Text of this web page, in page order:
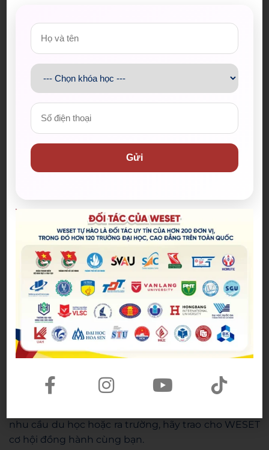
Listening & Speaking for IELTScủa nhà xuất bản
MacMillan. Cả bộ sách được nhiều giáo viên đánh
giá rất hay, giúp người học cải thiện đồng thời cả hai
kỹ năng: Listening và Speaking. Bên cạnh chia
thành các chủ đề, ở mỗi chủ đề tác giả còn chia nhỏ
thành nhiều dạng bài rất hợp lý và dễ học. Sách
Topic Talk: Chủ yếu cung cấp từ vựng nâng cao
và ý tưởng làm bài
Listening Skills: Các bài tập và hoạt động liên
quan phần Nghe
Speaking Skills: Các bài tập và hoạt động liên
quan phần Nói
Exam Listening: Một phần để bạn thực hành,
vận dụng lại những gì đã học trong ba phần
trước
Download trọn bộ 3 quyển sách tăng tốc IELTS Li
stening từ 4.5 lên 6.5
Nếu không có nhiều thời gian và động lực để tự
nhu cầu du học hoặc ra trường, hãy trao cho WESET
cơ hội đồng hành cùng bạn.
Gửi